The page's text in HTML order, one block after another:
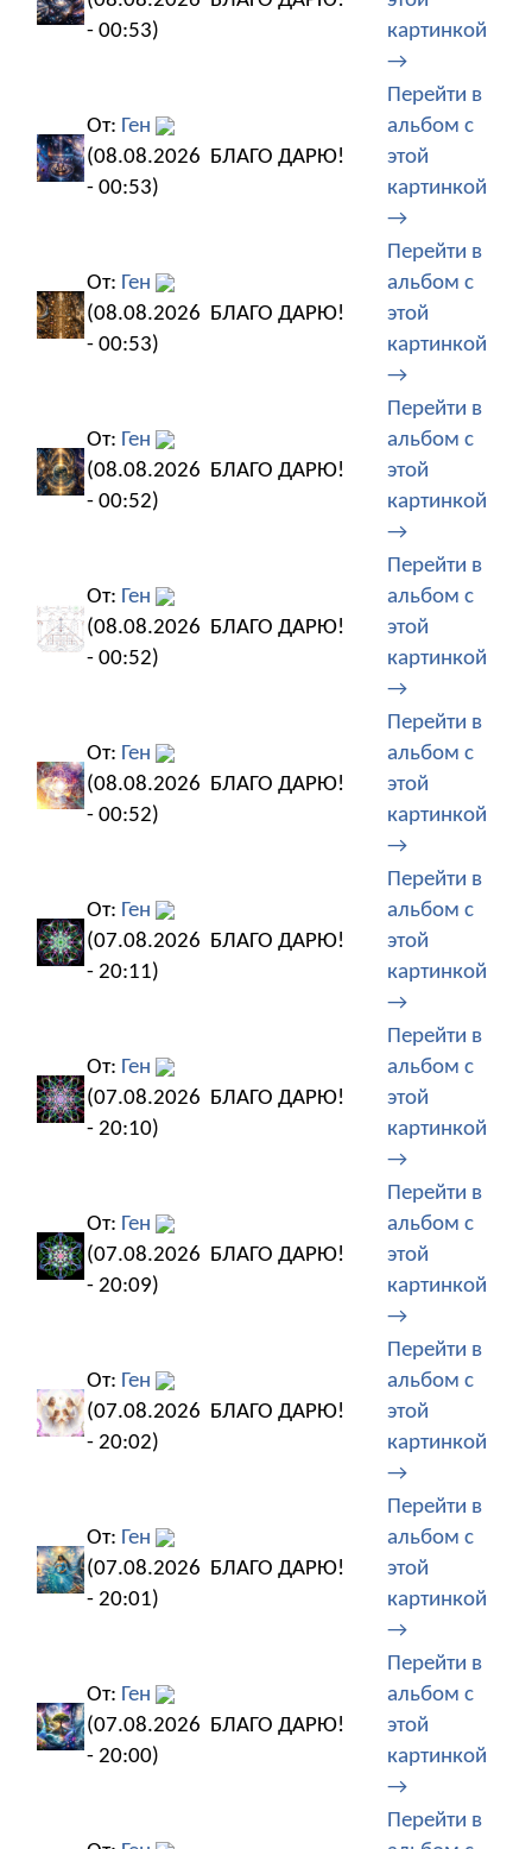
- 00:53)
картинкой
→
От: Ген
(08.08.2026
- 00:53)
БЛАГО ДАРЮ!
Перейти в
альбом с
этой
картинкой
→
От: Ген
(08.08.2026
- 00:53)
БЛАГО ДАРЮ!
Перейти в
альбом с
этой
картинкой
→
От: Ген
(08.08.2026
- 00:52)
БЛАГО ДАРЮ!
Перейти в
альбом с
этой
картинкой
→
От: Ген
(08.08.2026
- 00:52)
БЛАГО ДАРЮ!
Перейти в
альбом с
этой
картинкой
→
От: Ген
(08.08.2026
- 00:52)
БЛАГО ДАРЮ!
Перейти в
альбом с
этой
картинкой
→
От: Ген
(07.08.2026
- 20:11)
БЛАГО ДАРЮ!
Перейти в
альбом с
этой
картинкой
→
От: Ген
(07.08.2026
- 20:10)
БЛАГО ДАРЮ!
Перейти в
альбом с
этой
картинкой
→
От: Ген
(07.08.2026
- 20:09)
БЛАГО ДАРЮ!
Перейти в
альбом с
этой
картинкой
→
От: Ген
(07.08.2026
- 20:02)
БЛАГО ДАРЮ!
Перейти в
альбом с
этой
картинкой
→
От: Ген
(07.08.2026
- 20:01)
БЛАГО ДАРЮ!
Перейти в
альбом с
этой
картинкой
→
От: Ген
(07.08.2026
- 20:00)
БЛАГО ДАРЮ!
Перейти в
альбом с
этой
картинкой
→
Перейти в